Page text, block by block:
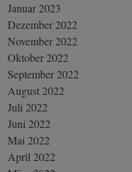
Januar 2023
Dezember 2022
November 2022
Oktober 2022
September 2022
August 2022
Juli 2022
Juni 2022
Mai 2022
April 2022